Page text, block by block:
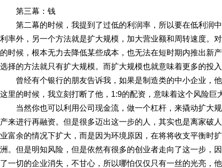
第三幕：钱
第二幕的时候，我提到了过低的利润率，所以要在低利润
利率外，另一个方法就是扩大规模，加大营业额和周转速度。
的时候，根本无力去降低某些成本，也无法在短时期内推出新
选择的方法就只有扩大规模。而扩大规模也就意味着更多的投
曾经有个银行的朋友告诉我，如果是制造类的中小企业，
这里的时候，我立刻打断了他，1:9的配资，意味着这个风险巨
当然你也可以利用公司现金流，做一个杠杆，来撬动扩大
产来进行再融资。但是很多迈出这一步的人，其实也是离家破
业富余的情况下扩大，而是因为环境原因，在将将收支平衡时
洲。但是明知风险，但是依然有很多的创业者走向了这一步，
了一切的企业消失，不甘心，所以哪怕仅仅只有一丝的光亮，